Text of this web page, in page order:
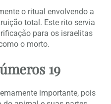
o ritual envolvendo a
total. Este rito servia
para os israelitas
o morto.
19
importante, pois